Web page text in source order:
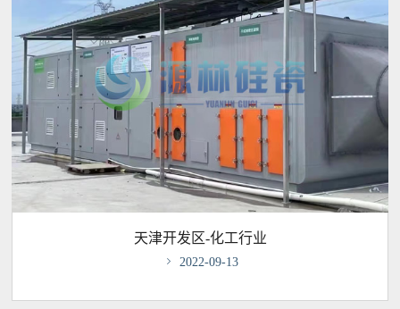
天津开发区-化工行业
 2022-09-13